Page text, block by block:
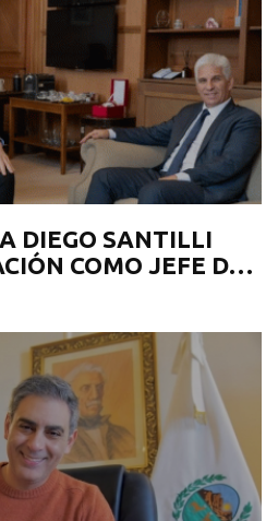
DIEGO SANTILLI
COMO JEFE DE